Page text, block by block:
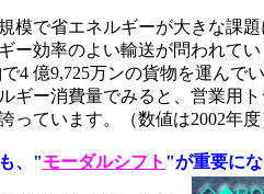
模で省エネルギーが大きな課
ー効率のよい輸送が問われて
4 億9,725万ンの貨物を運んで
ギー消費量でみると、営業用
っています。（数値は2002年度
、"モーダルシフト "が重要にな